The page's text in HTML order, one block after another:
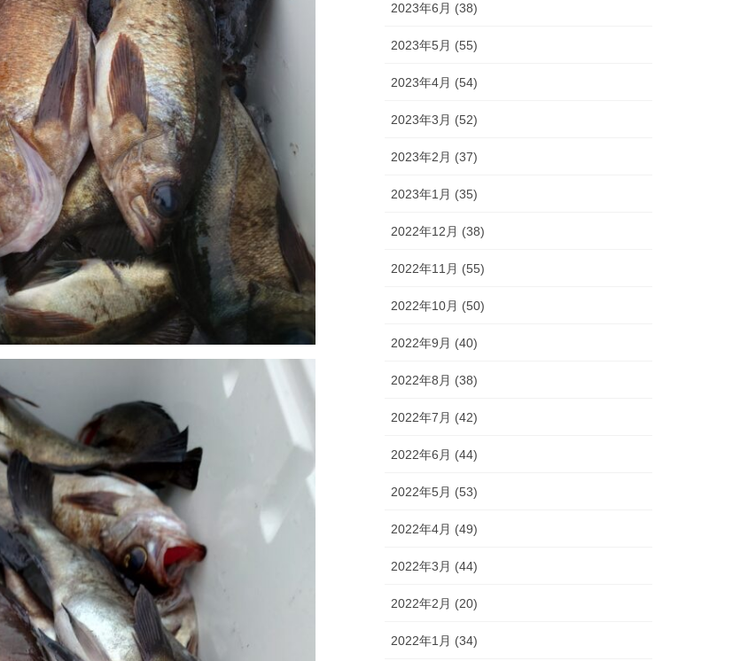
2023年6月 (38)
2023年5月 (55)
2023年4月 (54)
2023年3月 (52)
2023年2月 (37)
2023年1月 (35)
2022年12月 (38)
2022年11月 (55)
2022年10月 (50)
2022年9月 (40)
2022年8月 (38)
2022年7月 (42)
2022年6月 (44)
2022年5月 (53)
2022年4月 (49)
2022年3月 (44)
2022年2月 (20)
2022年1月 (34)